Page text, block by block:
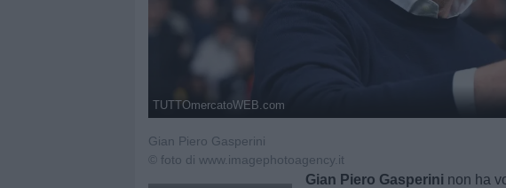
TUTTOmercatoWEB.com
Gian Piero Gasperini
© foto di www.imagephotoagency.it
Gian Piero Gasperini non ha